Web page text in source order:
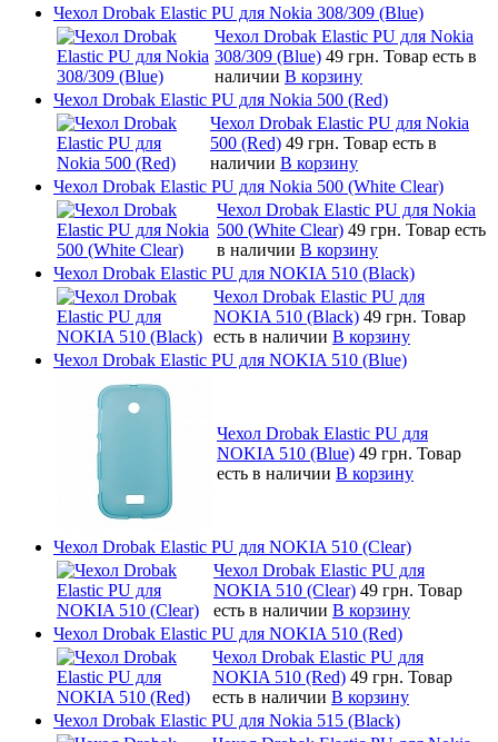
Чехол Drobak Elastic PU для Nokia 308/309 (Blue)
Чехол Drobak Elastic PU для Nokia
308/309 (Blue) 49 грн. Товар есть в
наличии В корзину
Чехол Drobak Elastic PU для Nokia 500 (Red)
Чехол Drobak Elastic PU для Nokia
500 (Red) 49 грн. Товар есть в
наличии В корзину
Чехол Drobak Elastic PU для Nokia 500 (White Clear)
Чехол Drobak Elastic PU для Nokia
500 (White Clear) 49 грн. Товар есть
в наличии В корзину
Чехол Drobak Elastic PU для NOKIA 510 (Black)
Чехол Drobak Elastic PU для
NOKIA 510 (Black) 49 грн. Товар
есть в наличии В корзину
Чехол Drobak Elastic PU для NOKIA 510 (Blue)
Чехол Drobak Elastic PU для
NOKIA 510 (Blue) 49 грн. Товар
есть в наличии В корзину
Чехол Drobak Elastic PU для NOKIA 510 (Clear)
Чехол Drobak Elastic PU для
NOKIA 510 (Clear) 49 грн. Товар
есть в наличии В корзину
Чехол Drobak Elastic PU для NOKIA 510 (Red)
Чехол Drobak Elastic PU для
NOKIA 510 (Red) 49 грн. Товар
есть в наличии В корзину
Чехол Drobak Elastic PU для Nokia 515 (Black)